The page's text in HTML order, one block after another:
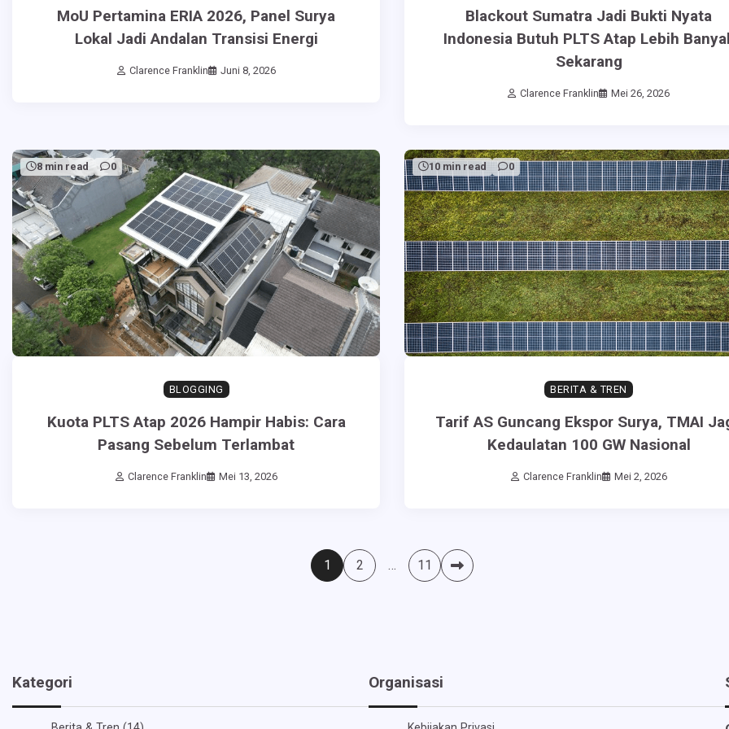
MoU Pertamina ERIA 2026, Panel Surya
Lokal Jadi Andalan Transisi Energi
Clarence Franklin Juni 8, 2026
Blackout Sumatra Jadi Bukti Nyata
Indonesia Butuh PLTS Atap Lebih
Sekarang
Clarence Franklin Mei 26, 2026
8 min read 0
BLOGGING
Kuota PLTS Atap 2026 Hampir Habis: Cara
Pasang Sebelum Terlambat
Clarence Franklin Mei 13, 2026
10 min read 0
BERITA & TREN
Tarif AS Guncang Ekspor Surya, TMAI
Kedaulatan 100 GW Nasional
Clarence Franklin Mei 2, 2026
1 2 … 11
Kategori Organisasi